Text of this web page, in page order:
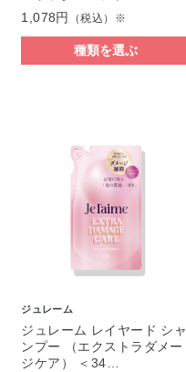
1,078円
（税込）※
種類を選ぶ
ジュレーム
ジュレーム レイヤード シャ
ンプー （エクストラダメー
ジケア） ＜34…